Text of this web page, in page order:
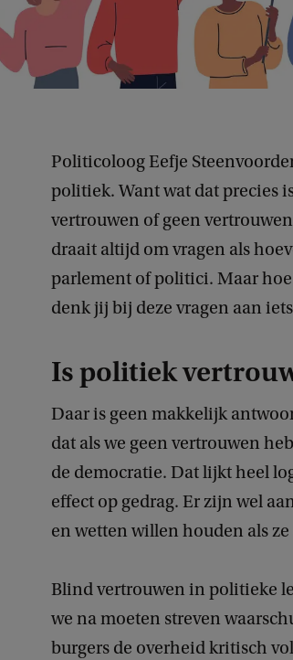
Politicoloog Eefje
politiek. Want wat dat precies
vertrouwen of geen
draait altijd om vragen als
parlement of politici. Maar
denk jij bij deze vragen aan
Is politiek
Daar is geen makkelijk
dat als we geen vertrouwen
de democratie. Dat lijkt heel
effect op gedrag. Er zijn wel
en wetten willen houden als
Blind vertrouwen in politieke
we na moeten streven
burgers de overheid kritisch